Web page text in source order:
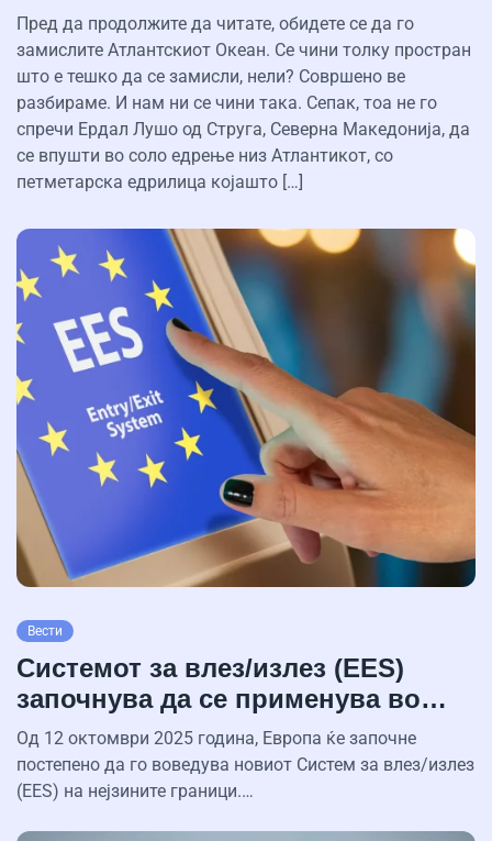
Пред да продолжите да читате, обидете се да го
замислите Атлантскиот Океан. Се чини толку простран
што е тешко да се замисли, нели? Совршено ве
разбираме. И нам ни се чини така. Сепак, тоа не го
спречи Ердал Лушо од Струга, Северна Македонија, да
се впушти во соло едрење низ Атлантикот, со
петметарска едрилица којашто […]
Вести
Системот за влез/излез (EES)
започнува да се применува во…
Од 12 октомври 2025 година, Европа ќе започне
постепено да го воведува новиот Систем за влез/излез
(EES) на нејзините граници.…